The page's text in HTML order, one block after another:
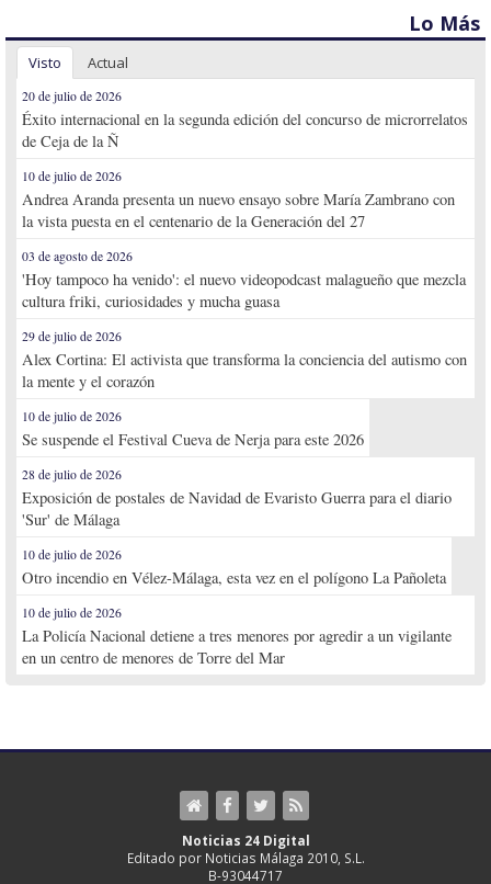
Lo Más
Visto Actual
20 de julio de 2026
Éxito internacional en la segunda edición del concurso de microrrelatos
de Ceja de la Ñ
10 de julio de 2026
Andrea Aranda presenta un nuevo ensayo sobre María Zambrano con
la vista puesta en el centenario de la Generación del 27
03 de agosto de 2026
'Hoy tampoco ha venido': el nuevo videopodcast malagueño que mezcla
cultura friki, curiosidades y mucha guasa
29 de julio de 2026
Alex Cortina: El activista que transforma la conciencia del autismo con
la mente y el corazón
10 de julio de 2026
Se suspende el Festival Cueva de Nerja para este 2026
28 de julio de 2026
Exposición de postales de Navidad de Evaristo Guerra para el diario
'Sur' de Málaga
10 de julio de 2026
Otro incendio en Vélez-Málaga, esta vez en el polígono La Pañoleta
10 de julio de 2026
La Policía Nacional detiene a tres menores por agredir a un vigilante
en un centro de menores de Torre del Mar
Noticias 24 Digital
Editado por Noticias Málaga 2010, S.L.
B-93044717